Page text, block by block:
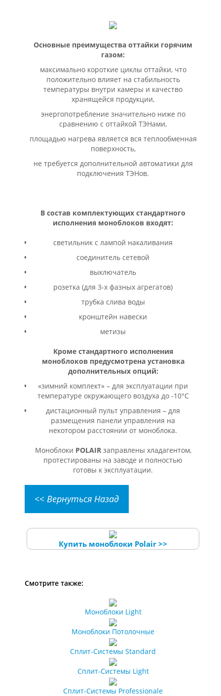
Основные преимущества оттайки горячим
газом:
максимально короткие циклы оттайки, что
положительно влияет на стабильность
температуры внутри камеры и качество
хранящейся продукции,
энергопотребление значительно ниже по
сравнению с оттайкой ТЭНами,
площадью нагрева является вся теплообменная
поверхность,
не требуется дополнительной автоматики для
подключения ТЭНов.
В состав комплектующих стандартного
исполнения моноблоков входят:
светильник с лампой накаливания
соединитель сетевой
выключатель
розетка (для 3-х фазных агрегатов)
трубка слива воды
кронштейн навески
метизы
Кроме стандартного исполнения
моноблоков предусмотрена установка
дополнительных опций:
«зимний комплект» – для эксплуатации при
температуре окружающего воздуха до -10°С
дистационный пульт управления – для
размещения панели управления на
некотором расстоянии от моноблока.
Моноблоки POLAIRзаправлены хладагентом,
протестированы на заводе и полностью
готовы к эксплуатации.
<< Вернуться Назад
Купить моноблоки Polair >>
Смотрите также:
Моноблоки Light
Моноблоки Потолочные
Сплит-Системы Standard
Сплит-Системы Light
Сплит-Системы Professionale